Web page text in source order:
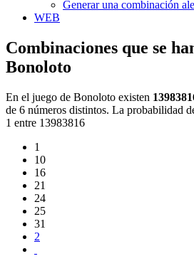
Generar una combinación
WEB
Combinaciones que se
Bonoloto
En el juego de Bonoloto existen
de 6 números distintos. La probabilidad
1 entre 13983816
1
10
16
21
24
25
31
2